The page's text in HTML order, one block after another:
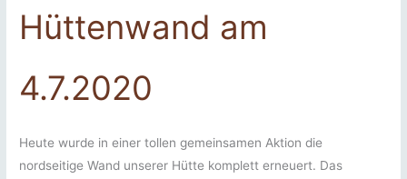
Hüttenwand am
4.7.2020
Heute wurde in einer tollen gemeinsamen Aktion die
nordseitige Wand unserer Hütte komplett erneuert. Das